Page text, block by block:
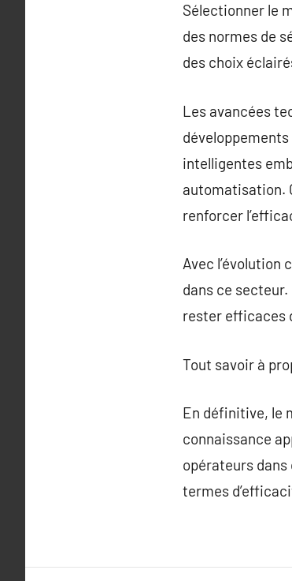
Sélectionner le
des normes de
des choix
Les avancées
intelligentes
automatisation.
renforcer
Avec
dans ce
rester efficaces
Tout savoir à
En définitive, le
connaissance
opérateurs
termes